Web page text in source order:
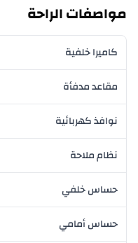
مواصفات الراحة
كاميرا خلفية
مقاعد مدفأة
نوافذ كهربائية
نظام ملاحة
حساس خلفي
حساس أمامي